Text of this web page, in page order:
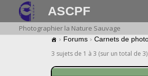
ASCPF
Photographier la Nature Sauvage
› Forums › Carnets de
3 sujets de 1 à 3 (sur un total de 3)